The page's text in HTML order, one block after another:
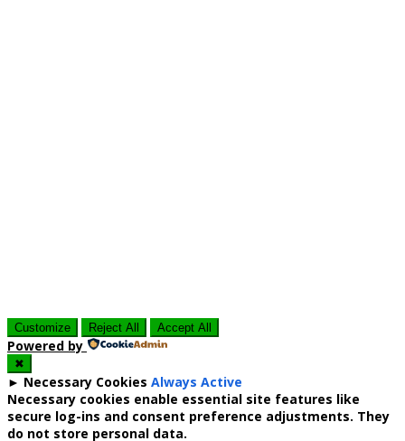
Customize Reject All Accept All
Powered by
✖
► Necessary Cookies Always Active
Necessary cookies enable essential site features like
secure log-ins and consent preference adjustments. They
do not store personal data.